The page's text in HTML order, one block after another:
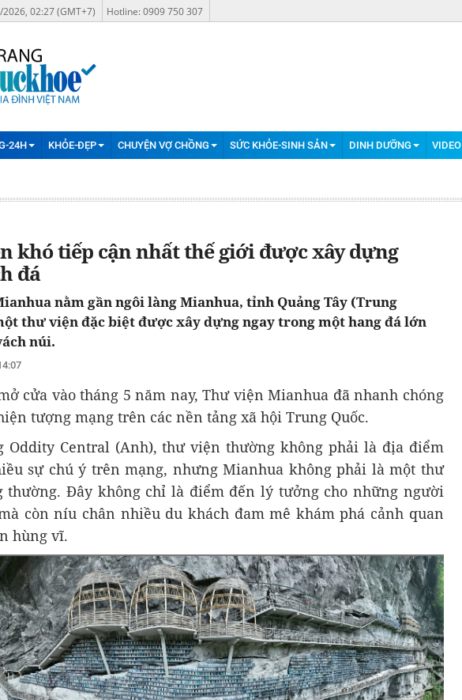
02:27 (GMT+7) Hotline: 0909 750 307
24H KHỎE-ĐẸP CHUYỆN VỢ CHỒNG SỨC KHỎE-SINH SẢN DINH DƯỠNG VIDEO
khó tiếp cận nhất thế giới được xây dựng
đá
nằm gần ngôi làng Mianhua, tỉnh Quảng Tây (Trung
thư viện đặc biệt được xây dựng ngay trong một hang đá lớn
núi.
cửa vào tháng 5 năm nay, Thư viện Mianhua đã nhanh chóng
tượng mạng trên các nền tảng xã hội Trung Quốc.
Oddity Central (Anh), thư viện thường không phải là địa điểm
sự chú ý trên mạng, nhưng Mianhua không phải là một thư
thường. Đây không chỉ là điểm đến lý tưởng cho những người
còn níu chân nhiều du khách đam mê khám phá cảnh quan
hùng vĩ.